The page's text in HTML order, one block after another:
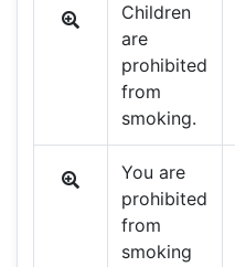
Children
are
prohibited
from
smoking.
You are
prohibited
from
smoking